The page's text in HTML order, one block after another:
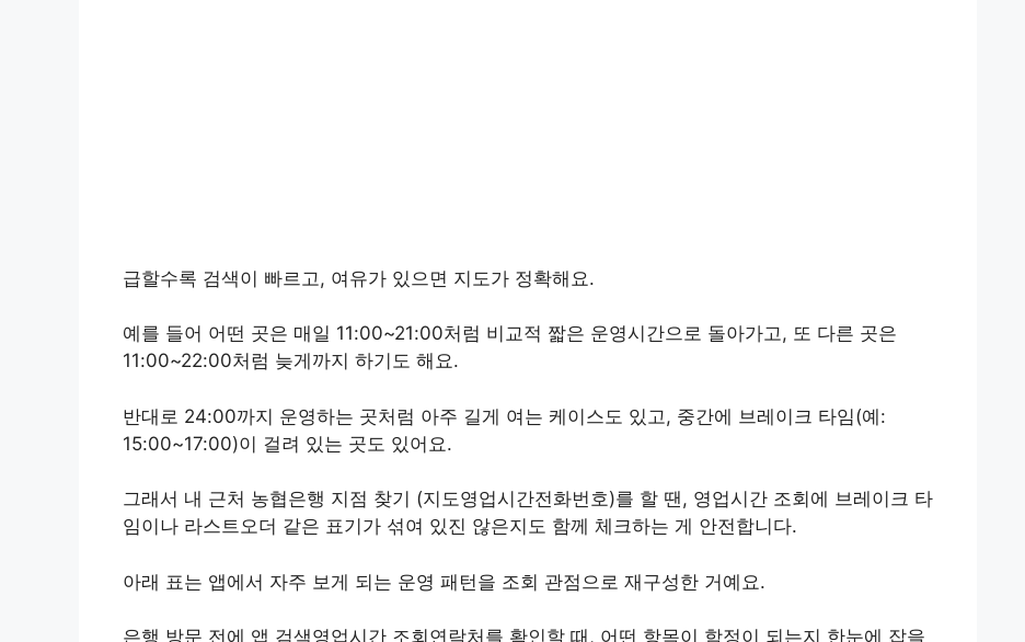
급할수록 검색이 빠르고, 여유가 있으면 지도가 정확해요.
예를 들어 어떤 곳은 매일 11:00~21:00처럼 비교적 짧은 운영시간으로 돌아가고, 또 다른 곳은
11:00~22:00처럼 늦게까지 하기도 해요.
반대로 24:00까지 운영하는 곳처럼 아주 길게 여는 케이스도 있고, 중간에 브레이크 타임(예:
15:00~17:00)이 걸려 있는 곳도 있어요.
그래서 내 근처 농협은행 지점 찾기 (지도영업시간전화번호)를 할 땐, 영업시간 조회에 브레이크 타
임이나 라스트오더 같은 표기가 섞여 있진 않은지도 함께 체크하는 게 안전합니다.
아래 표는 앱에서 자주 보게 되는 운영 패턴을 조회 관점으로 재구성한 거예요.
은행 방문 전에 앱 검색영업시간 조회연락처를 확인할 때, 어떤 항목이 함정이 되는지 한눈에 잡을